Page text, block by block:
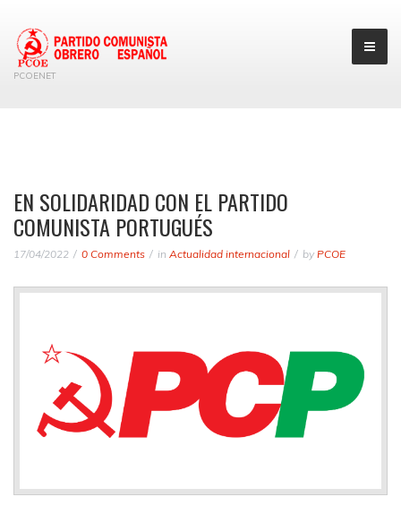
PCOENET
EN SOLIDARIDAD CON EL PARTIDO
COMUNISTA PORTUGUÉS
17/04/2022 0 Comments in Actualidad internacional by PCOE